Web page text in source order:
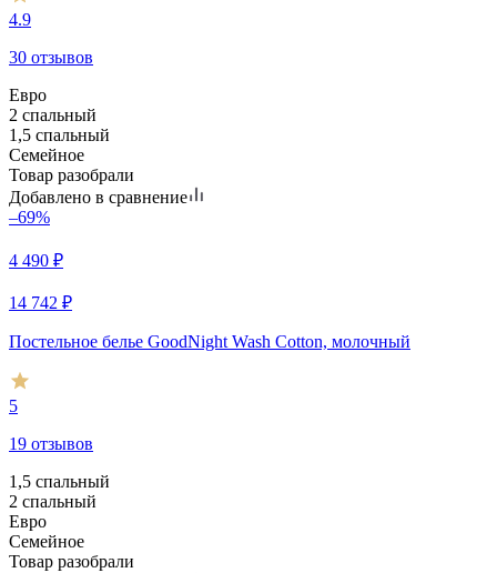
4.9
30 отзывов
Евро
2 спальный
1,5 спальный
Семейное
Товар разобрали
Добавлено в сравнение
–69%
4 490 ₽
14 742 ₽
Постельное белье GoodNight Wash Cotton, молочный
5
19 отзывов
1,5 спальный
2 спальный
Евро
Семейное
Товар разобрали